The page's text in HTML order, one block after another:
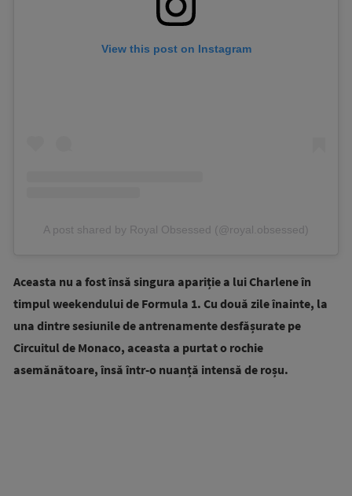
View this post on Instagram
A post shared by Royal Obsessed (@royal.obsessed)
Aceasta nu a fost însă singura apariție a lui Charlene în
timpul weekendului de Formula 1. Cu două zile înainte, la
una dintre sesiunile de antrenamente desfășurate pe
Circuitul de Monaco, aceasta a purtat o rochie
asemănătoare, însă într-o nuanță intensă de roșu.